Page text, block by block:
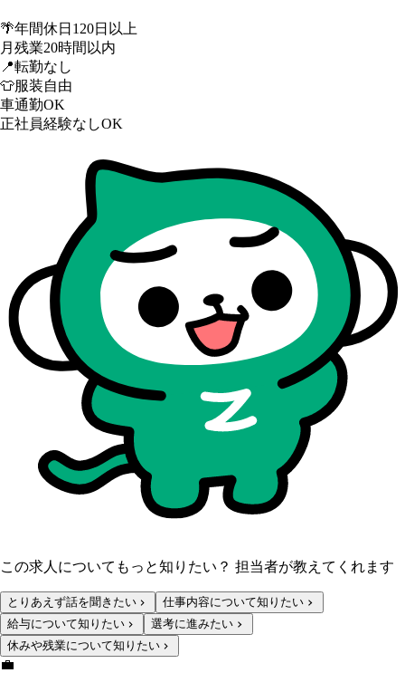
🌴年間休日120日以上
月残業20時間以内
📍転勤なし
👕服装自由
車通勤OK
正社員経験なしOK
この求人についてもっと知りたい？ 担当者が教えてくれます
とりあえず話を聞きたい
仕事内容について知りたい
給与について知りたい
選考に進みたい
休みや残業について知りたい
💼